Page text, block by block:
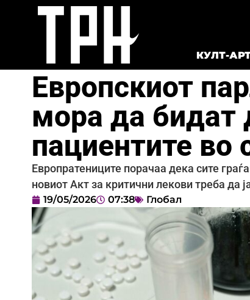
КУЛТ-
Европскиот
мора да бидат
пациентите во
Европратениците порачаа дека сите
новиот Акт за критични лекови треба да
19/05/2026 07:38 Глобал